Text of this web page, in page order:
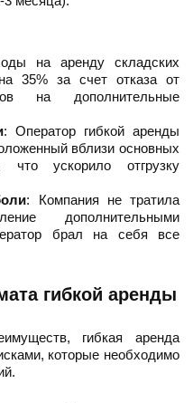
на аренду складских
35% за счет отказа от
на дополнительные
: Оператор гибкой аренды
вблизи основных
что ускорило отгрузку
: Компания не тратила
дополнительными
брал на себя все
гибкой аренды
гибкая аренда
которые необходимо